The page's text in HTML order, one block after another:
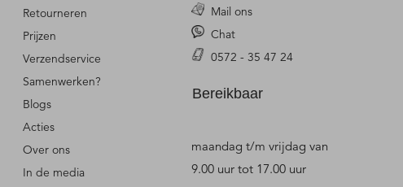
Retourneren
Prijzen
Verzendservice
Samenwerken?
Blogs
Acties
Over ons
In de media
Mail ons
Chat
0572 - 35 47 24
Bereikbaar
maandag t/m vrijdag van
9.00 uur tot 17.00 uur